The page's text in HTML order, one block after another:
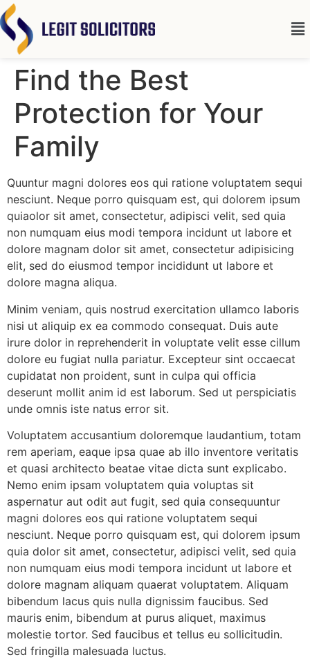
Find the Best
Protection for Your
Family
Quuntur magni dolores eos qui ratione voluptatem sequi
nesciunt. Neque porro quisquam est, qui dolorem ipsum
quiaolor sit amet, consectetur, adipisci velit, sed quia
non numquam eius modi tempora incidunt ut labore et
dolore magnam dolor sit amet, consectetur adipisicing
elit, sed do eiusmod tempor incididunt ut labore et
dolore magna aliqua.
Minim veniam, quis nostrud exercitation ullamco laboris
nisi ut aliquip ex ea commodo consequat. Duis aute
irure dolor in reprehenderit in voluptate velit esse cillum
dolore eu fugiat nulla pariatur. Excepteur sint occaecat
cupidatat non proident, sunt in culpa qui officia
deserunt mollit anim id est laborum. Sed ut perspiciatis
unde omnis iste natus error sit.
Voluptatem accusantium doloremque laudantium, totam
rem aperiam, eaque ipsa quae ab illo inventore veritatis
et quasi architecto beatae vitae dicta sunt explicabo.
Nemo enim ipsam voluptatem quia voluptas sit
aspernatur aut odit aut fugit, sed quia consequuntur
magni dolores eos qui ratione voluptatem sequi
nesciunt. Neque porro quisquam est, qui dolorem ipsum
quia dolor sit amet, consectetur, adipisci velit, sed quia
non numquam eius modi tempora incidunt ut labore et
dolore magnam aliquam quaerat voluptatem. Aliquam
bibendum lacus quis nulla dignissim faucibus. Sed
mauris enim, bibendum at purus aliquet, maximus
molestie tortor. Sed faucibus et tellus eu sollicitudin.
Sed fringilla malesuada luctus.